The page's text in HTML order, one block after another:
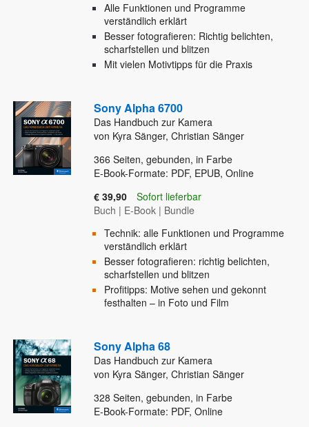
Alle Funktionen und Programme
verständlich erklärt
Besser fotografieren: Richtig belichten,
scharfstellen und blitzen
Mit vielen Motivtipps für die Praxis
Sony Alpha 6700
Das Handbuch zur Kamera
von Kyra Sänger, Christian Sänger
366 Seiten, gebunden, in Farbe
E-Book-Formate: PDF, EPUB, Online
€ 39,90
Sofort lieferbar
Buch | E-Book | Bundle
Technik: alle Funktionen und Programme
verständlich erklärt
Besser fotografieren: richtig belichten,
scharfstellen und blitzen
Profitipps: Motive sehen und gekonnt
festhalten – in Foto und Film
Sony Alpha 68
Das Handbuch zur Kamera
von Kyra Sänger, Christian Sänger
328 Seiten, gebunden, in Farbe
E-Book-Formate: PDF, Online